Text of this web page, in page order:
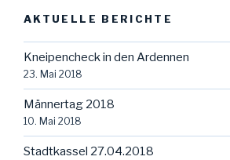
AKTUELLE BERICHTE
Kneipencheck in den Ardennen
23. Mai 2018
Männertag 2018
10. Mai 2018
Stadtkassel 27.04.2018